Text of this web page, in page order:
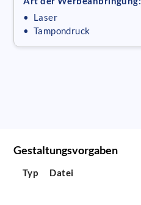
• Laser
• Tampondruck
Gestaltungsvorgaben
Typ Datei